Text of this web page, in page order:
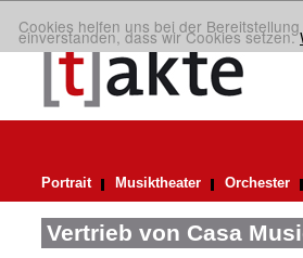
Cookies helfen uns bei der
einverstanden, dass wir Cookies setzen.
Portrait Musiktheater Orchester
Vertrieb von Casa